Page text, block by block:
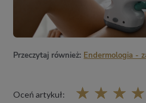
Przeczytaj również: Endermologia -
Oceń artykuł: ☆ ☆ ☆ ☆